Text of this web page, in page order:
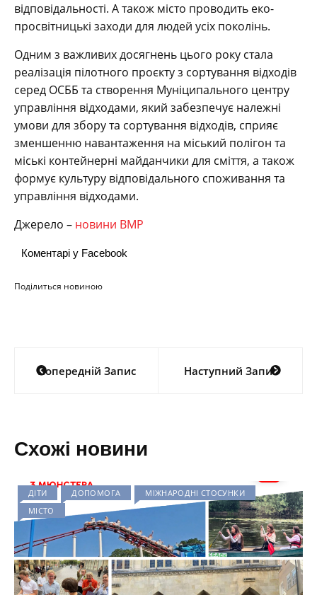
відповідальності. А також місто проводить еко-
просвітницькі заходи для людей усіх поколінь.
Одним з важливих досягнень цього року стала
реалізація пілотного проєкту з сортування відходів
серед ОСББ та створення Муніципального центру
управління відходами, який забезпечує належні
умови для збору та сортування відходів, сприяє
зменшенню навантаження на міський полігон та
міські контейнерні майданчики для сміття, а також
формує культуру відповідального споживання та
управління відходами.
Джерело – новини ВМР
Коментарі у Facebook
Поділиться новиною
Навігація
записів
Попередній Запис Наступний Запис
Схожі новини
ДІТИ ДОПОМОГА
МІЖНАРОДНІ СТОСУНКИ
МІСТО